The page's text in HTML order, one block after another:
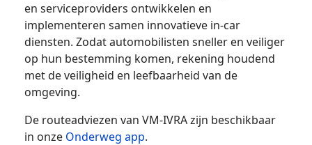
en serviceproviders ontwikkelen en
implementeren samen innovatieve in-car
diensten. Zodat automobilisten sneller en veiliger
op hun bestemming komen, rekening houdend
met de veiligheid en leefbaarheid van de
omgeving.
De routeadviezen van VM-IVRA zijn beschikbaar
in onze Onderweg app.